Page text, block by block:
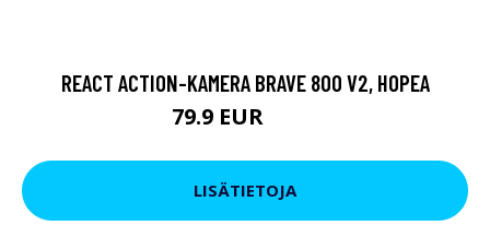
REACT ACTION-KAMERA BRAVE 800 V2, HOPEA
79.9 EUR
LISÄTIETOJA